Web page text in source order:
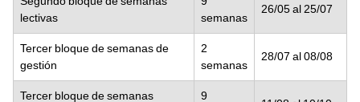
lectivas
semanas
26/05 al 25/07
Tercer bloque de semanas de
gestión
2
semanas
28/07 al 08/08
Tercer bloque de semanas
9